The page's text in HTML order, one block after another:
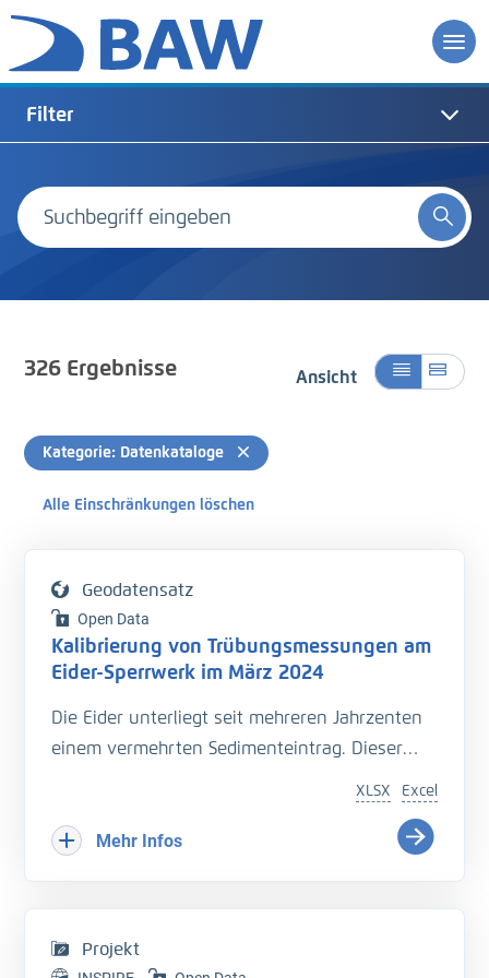
Filter
326Ergebnisse Ansicht
Kategorie: Datenkataloge
Alle Einschränkungen löschen
Geodatensatz
Open Data
Kalibrierung von Trübungsmessungen am
Eider-Sperrwerk im März 2024
Die Eider unterliegt seit mehreren Jahrzenten
einem vermehrten Sedimenteintrag. Dieser
Hinterlandes so wie die Schiffbarkeit des
Bundeswasserstraße.
der Entwässerung des Hinterlandes führt. Das
Excel
XLSX
Mehr Infos
Projekt